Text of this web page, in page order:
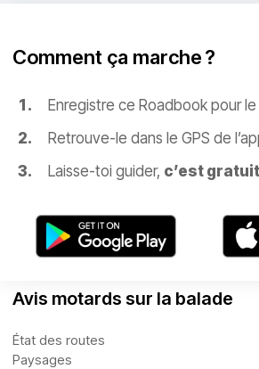
Comment ça marche ?
Enregistre ce Roadbook pour
Retrouve-le dans le GPS de
Laisse-toi guider, c’est gratuit
Avis motards sur la balade
État des routes
Paysages